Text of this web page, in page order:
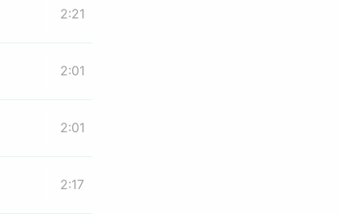
2:21
2:01
2:01
2:17